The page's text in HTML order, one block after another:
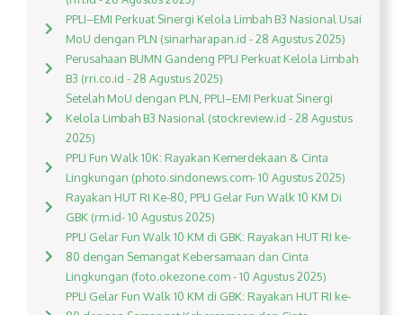
PPLI–EMI Perkuat Sinergi Kelola Limbah B3 Nasional Usai
MoU dengan PLN (sinarharapan.id - 28 Agustus 2025)
Perusahaan BUMN Gandeng PPLI Perkuat Kelola Limbah
B3 (rri.co.id - 28 Agustus 2025)
Setelah MoU dengan PLN, PPLI–EMI Perkuat Sinergi
Kelola Limbah B3 Nasional (stockreview.id - 28 Agustus
2025)
PPLI Fun Walk 10K: Rayakan Kemerdekaan & Cinta
Lingkungan (photo.sindonews.com- 10 Agustus 2025)
Rayakan HUT RI Ke-80, PPLI Gelar Fun Walk 10 KM Di
GBK (rm.id- 10 Agustus 2025)
PPLI Gelar Fun Walk 10 KM di GBK: Rayakan HUT RI ke-
80 dengan Semangat Kebersamaan dan Cinta
Lingkungan (foto.okezone.com - 10 Agustus 2025)
PPLI Gelar Fun Walk 10 KM di GBK: Rayakan HUT RI ke-